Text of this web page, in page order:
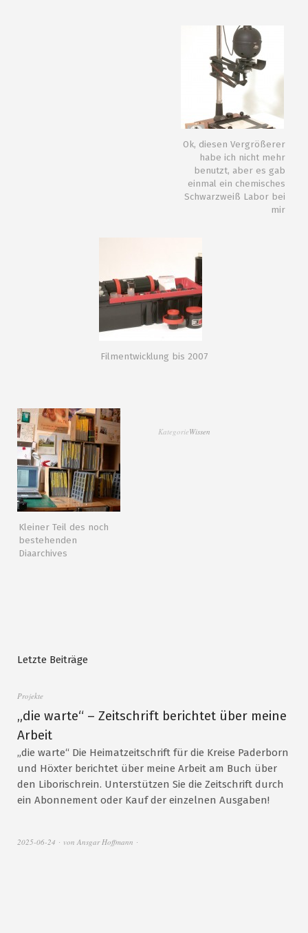
Ok, diesen Vergrößerer
habe ich nicht mehr
benutzt, aber es gab
einmal ein chemisches
Schwarzweiß Labor bei
mir
Filmentwicklung bis 2007
Kleiner Teil des noch
bestehenden
Diaarchives
KategorieWissen
Letzte Beiträge
Projekte
„die warte“ – Zeitschrift berichtet über meine
Arbeit
„die warte“ Die Heimatzeitschrift für die Kreise Paderborn
und Höxter berichtet über meine Arbeit am Buch über
den Liborischrein. Unterstützen Sie die Zeitschrift durch
ein Abonnement oder Kauf der einzelnen Ausgaben!
2025-06-24 von Ansgar Hoffmann